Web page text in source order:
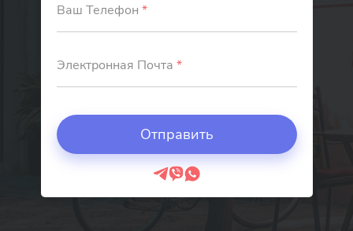
Ваш Телефон *
Электронная Почта *